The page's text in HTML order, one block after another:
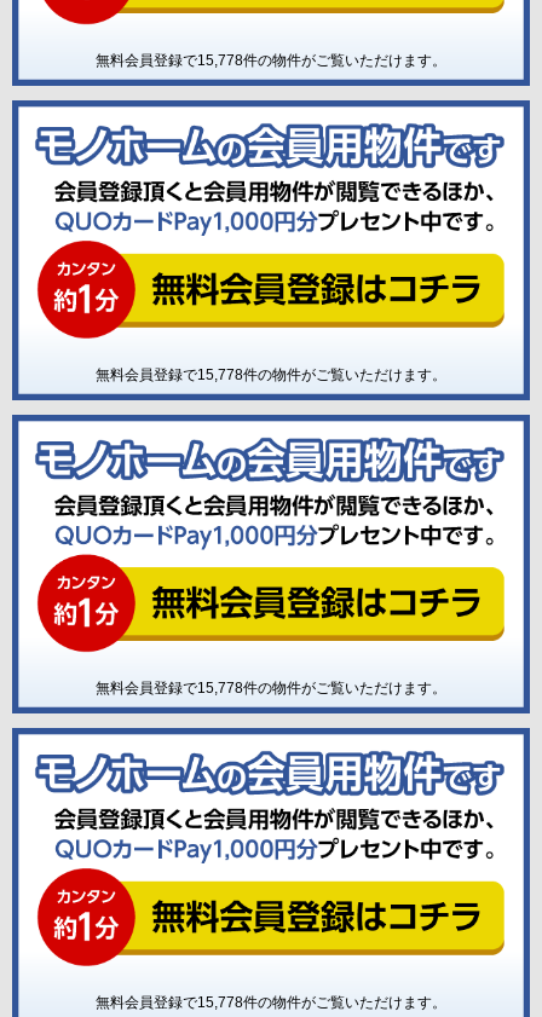
無料会員登録で15,778件の物件がご覧いただけます。
無料会員登録で15,778件の物件がご覧いただけます。
無料会員登録で15,778件の物件がご覧いただけます。
無料会員登録で15,778件の物件がご覧いただけます。